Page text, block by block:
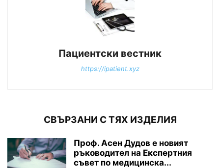
Пациентски вестник
https://ipatient.xyz
СВЪРЗАНИ С ТЯХ ИЗДЕЛИЯ
Проф. Асен Дудов е новият
ръководител на Експертния
съвет по медицинска...